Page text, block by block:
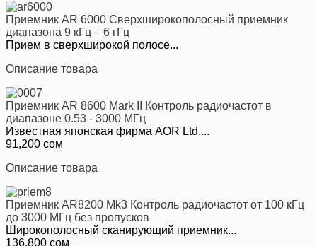
Приемник AR 6000 Cверхширокополосный приемник
диапазона 9 кГц – 6 гГц
Прием в сверхширокой полосе...
Описание товара
Приемник AR 8600 Mark II Контроль радиочастот в
диапазоне 0.53 - 3000 МГц
Известная японская фирма AOR Ltd....
91,200 сом
Описание товара
Приемник AR8200 Mk3 Контроль радиочастот от 100 кГц
до 3000 МГц без пропусков
Широкополосный сканирующий приемник...
136,800 сом